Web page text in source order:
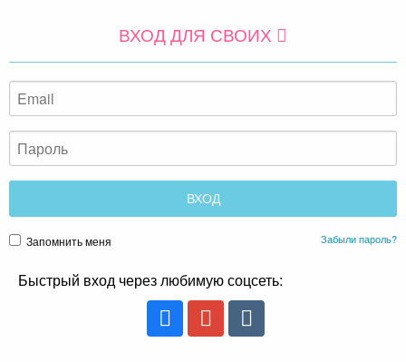
ВХОД ДЛЯ СВОИХ
Запомнить меня Забыли пароль?
Быстрый вход через любимую соцсеть: